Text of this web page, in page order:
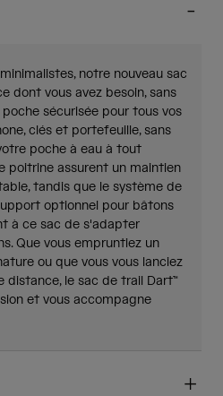
notre nouveau sac
dont vous avez besoin, sans
sécurisée pour tous vos
clés et portefeuille, sans
poche à eau à tout
poitrine assurent un maintien
tandis que le système de
optionnel pour bâtons
à ce sac de s'adapter
Que vous empruntiez un
ou que vous vous lanciez
distance, le sac de trail Dart™
et vous accompagne